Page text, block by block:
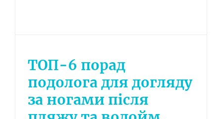
ТОП-6 порад
подолога для догляду
за ногами після